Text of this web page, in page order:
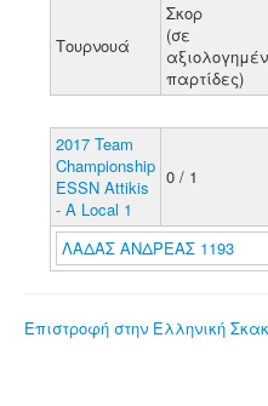
Τουρνουά
Σκορ
(σε
παρτίδες)
2017 Team
Championship
ESSN Attikis
- A Local 1
0 / 1
ΛΑΔΑΣ ΑΝΔΡΕΑΣ 1193
Επιστροφή στην Ελληνική